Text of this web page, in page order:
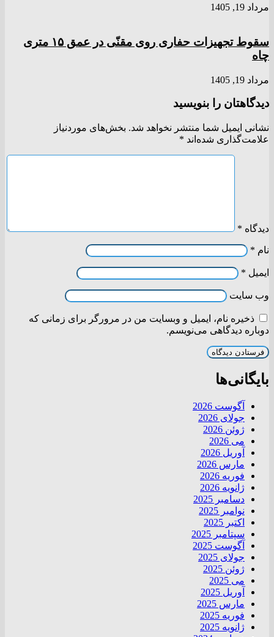
مرداد 19, 1405
سقوط تجهیزات حفاری روی مقنّی در عمق ۱۵ متری
چاه
مرداد 19, 1405
دیدگاهتان را بنویسید
نشانی ایمیل شما منتشر نخواهد شد. بخش‌های موردنیاز
علامت‌گذاری شده‌اند *
دیدگاه *
نام *
ایمیل *
وب‌ سایت
ذخیره نام، ایمیل و وبسایت من در مرورگر برای زمانی که
دوباره دیدگاهی می‌نویسم.
بایگانی‌ها
آگوست 2026
جولای 2026
ژوئن 2026
می 2026
آوریل 2026
مارس 2026
فوریه 2026
ژانویه 2026
دسامبر 2025
نوامبر 2025
اکتبر 2025
سپتامبر 2025
آگوست 2025
جولای 2025
ژوئن 2025
می 2025
آوریل 2025
مارس 2025
فوریه 2025
ژانویه 2025